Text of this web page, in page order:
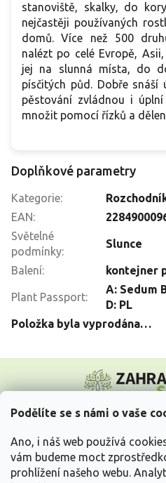
Podělíte se s námi o vaše
Ano, i náš web používá
vám budeme moct
prohlížení našeho webu.
stanoviště, skalky, do
nejčastěji používaných
domů. Více než 500
nalézt po celé Evropě,
jej na slunná místa, do
písčitých půd. Dobře
pěstování zvládnou i úplní
množit pomocí řízků a
Doplňkové parametry
Kategorie:
EAN:
Světelné
podmínky:
Slunce
Balení: kontejner
Plant Passport:
A: Sedum
D: PL
Položka byla vyprodána…
p
Vše o nákupu
Informace pro Vás